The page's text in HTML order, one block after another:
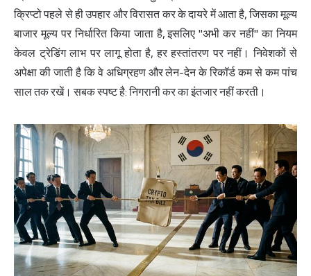
क्रिप्टो पहले से ही उपहार और विरासत कर के दायरे में आता है, जिसका मूल्य
बाजार मूल्य पर निर्धारित किया जाता है, इसलिए "अभी कर नहीं" का नियम
केवल ट्रेडिंग लाभ पर लागू होता है, हर हस्तांतरण पर नहीं। निवेशकों से
अपेक्षा की जाती है कि वे अधिग्रहण और लेन-देन के रिकॉर्ड कम से कम पांच
साल तक रखें। सबक स्पष्ट है: निगरानी कर का इंतजार नहीं करती।